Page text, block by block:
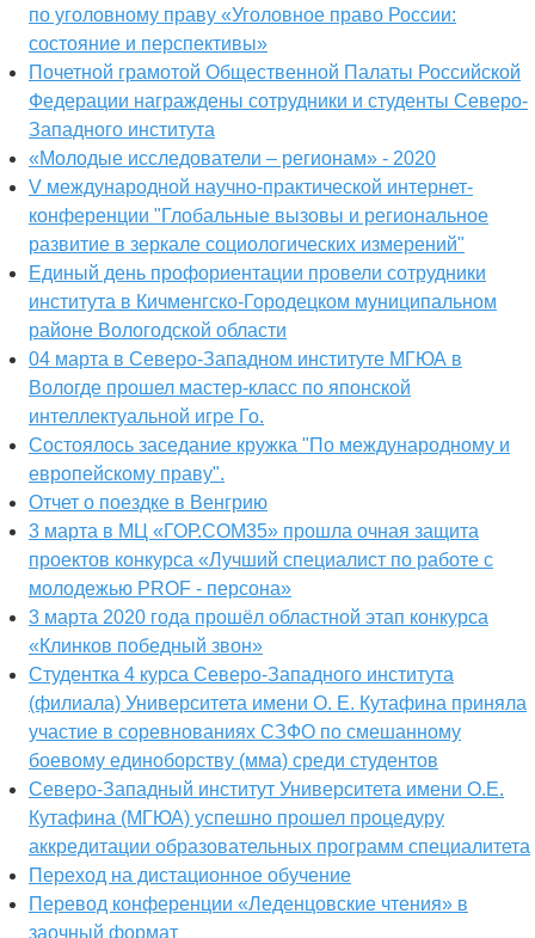
по уголовному праву «Уголовное право России:
состояние и перспективы»
Почетной грамотой Общественной Палаты Российской
Федерации награждены сотрудники и студенты Северо-
Западного института
«Молодые исследователи – регионам» - 2020
V международной научно-практической интернет-
конференции "Глобальные вызовы и региональное
развитие в зеркале социологических измерений"
Единый день профориентации провели сотрудники
института в Кичменгско-Городецком муниципальном
районе Вологодской области
04 марта в Северо-Западном институте МГЮА в
Вологде прошел мастер-класс по японской
интеллектуальной игре Го.
Состоялось заседание кружка "По международному и
европейскому праву".
Отчет о поездке в Венгрию
3 марта в МЦ «ГОР.СОМ35» прошла очная защита
проектов конкурса «Лучший специалист по работе с
молодежью PROF - персона»
3 марта 2020 года прошёл областной этап конкурса
«Клинков победный звон»
Студентка 4 курса Северо-Западного института
(филиала) Университета имени О. Е. Кутафина приняла
участие в соревнованиях СЗФО по смешанному
боевому единоборству (мма) среди студентов
Северо-Западный институт Университета имени О.Е.
Кутафина (МГЮА) успешно прошел процедуру
аккредитации образовательных программ специалитета
Переход на дистационное обучение
Перевод конференции «Леденцовские чтения» в
заочный формат